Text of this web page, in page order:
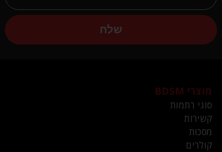
שלח
מוצרי BDSM
סוגי רתמות
קשירות
מסכות
קולרים